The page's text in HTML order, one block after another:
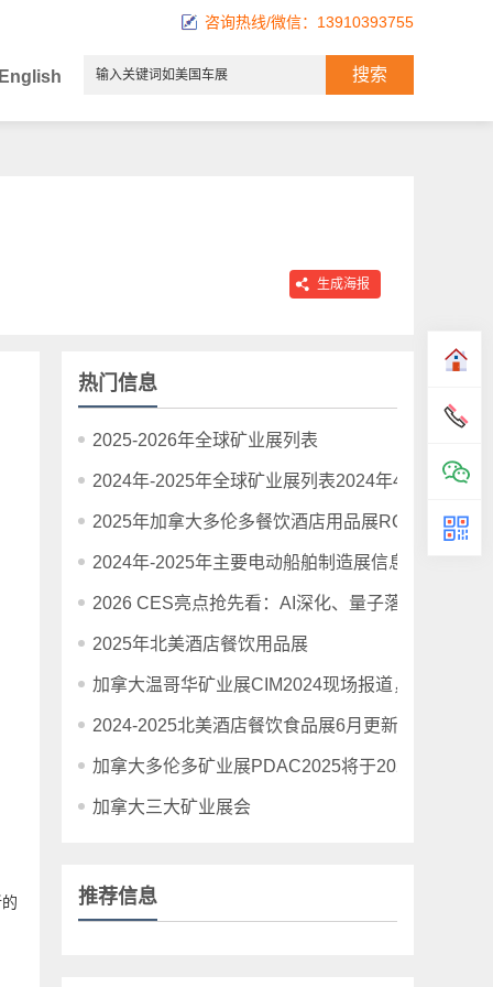
咨询热线/微信：13910393755
生成海报
热门信息
2025-2026年全球矿业展列表
2024年-2025年全球矿业展列表2024年4月1日更新
2025年加拿大多伦多餐饮酒店用品展RC Show最
2024年-2025年主要电动船舶制造展信息汇总
2026 CES亮点抢先看：AI深化、量子落地，这场
2025年北美酒店餐饮用品展
加拿大温哥华矿业展CIM2024现场报道，关键词：
2024-2025北美酒店餐饮食品展6月更新
加拿大多伦多矿业展PDAC2025将于2024年9月份
加拿大三大矿业展会
推荐信息